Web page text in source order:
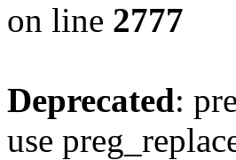
on line 2777
Deprecated:
use